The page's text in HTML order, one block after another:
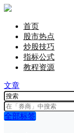
首页
股市热点
炒股技巧
指标公式
教程资源
文章
全部标签